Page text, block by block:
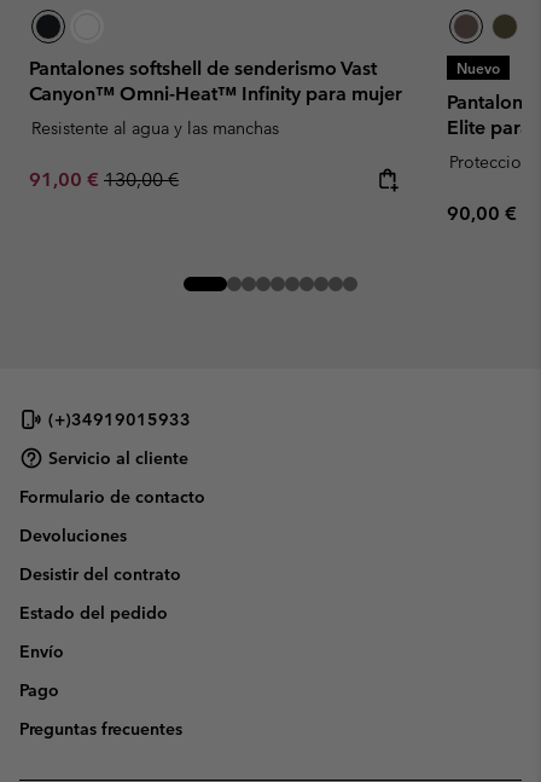
Pantalones softshell de senderismo Vast
Canyon™ Omni-Heat™ Infinity para mujer
Resistente al agua y las manchas
Sale price:
91,00 € Regular price:
130,00 €
Nuevo
Elite para
Proteccion
Regular
90,00 €
(+)34919015933
Servicio al cliente
Formulario de contacto
Devoluciones
Desistir del contrato
Estado del pedido
Envío
Pago
Preguntas frecuentes